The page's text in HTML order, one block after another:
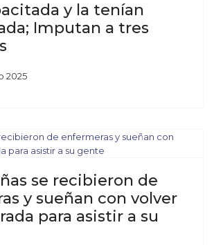
y la tenían
Imputan a tres
2025
se recibieron de
y sueñan con volver
para asistir a su